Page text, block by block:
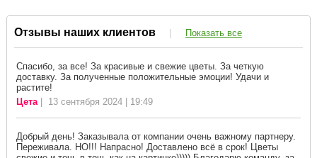
Отзывы наших клиентов | Показать все
Спасибо, за все! За красивые и свежие цветы. За четкую
доставку. За полученные положительные эмоции! Удачи и
растите!
Цета| 13 сентября 2024 | 19:49
Добрый день! Заказывала от компании очень важному партнеру.
Переживала. НО!!! Напрасно! Доставлено всё в срок! Цветы